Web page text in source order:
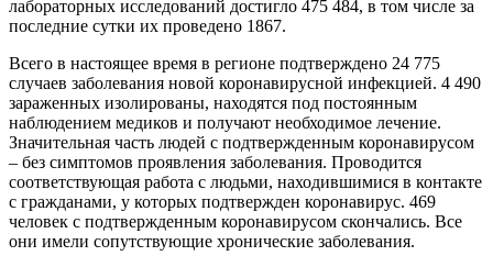
лабораторных исследований достигло 475 484, в том числе за
последние сутки их проведено 1867.
Всего в настоящее время в регионе подтверждено 24 775
случаев заболевания новой коронавирусной инфекцией. 4 490
зараженных изолированы, находятся под постоянным
наблюдением медиков и получают необходимое лечение.
Значительная часть людей с подтвержденным коронавирусом
– без симптомов проявления заболевания. Проводится
соответствующая работа с людьми, находившимися в контакте
с гражданами, у которых подтвержден коронавирус. 469
человек с подтвержденным коронавирусом скончались. Все
они имели сопутствующие хронические заболевания.